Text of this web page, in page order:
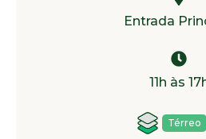
Entrada
11h às
Térreo